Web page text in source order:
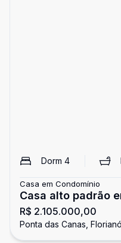
Dorm 4
Casa em Condomínio
Casa alto padrão
Ponta das canas
R$ 2.105.000,00
Ponta das Canas,